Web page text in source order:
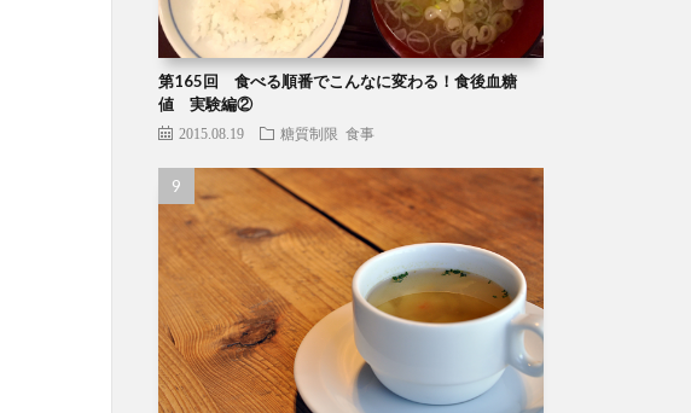
第165回 食べる順番でこんなに変わる！食後血糖
値 実験編②
2015.08.19 糖質制限 食事